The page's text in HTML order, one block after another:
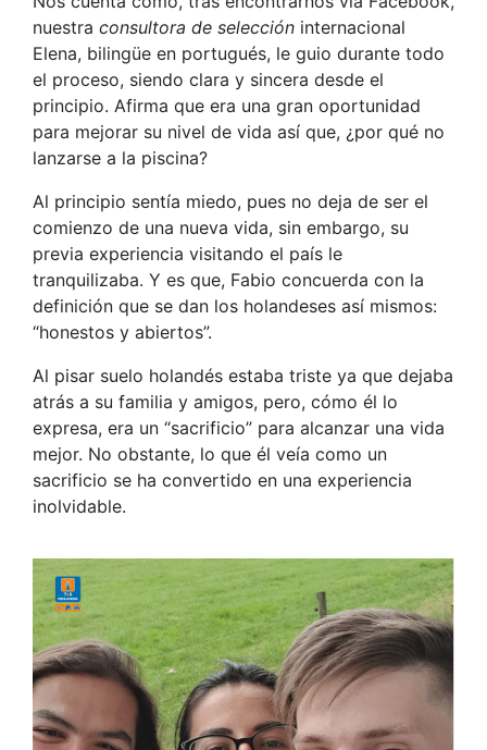
nuestra consultora de selección internacional
Elena, bilingüe en portugués, le guio durante todo
el proceso, siendo clara y sincera desde el
principio. Afirma que era una gran oportunidad
para mejorar su nivel de vida así que, ¿por qué no
lanzarse a la piscina?
Al principio sentía miedo, pues no deja de ser el
comienzo de una nueva vida, sin embargo, su
previa experiencia visitando el país le
tranquilizaba. Y es que, Fabio concuerda con la
definición que se dan los holandeses así mismos:
“honestos y abiertos”.
Al pisar suelo holandés estaba triste ya que dejaba
atrás a su familia y amigos, pero, cómo él lo
expresa, era un “sacrificio” para alcanzar una vida
mejor. No obstante, lo que él veía como un
sacrificio se ha convertido en una experiencia
inolvidable.